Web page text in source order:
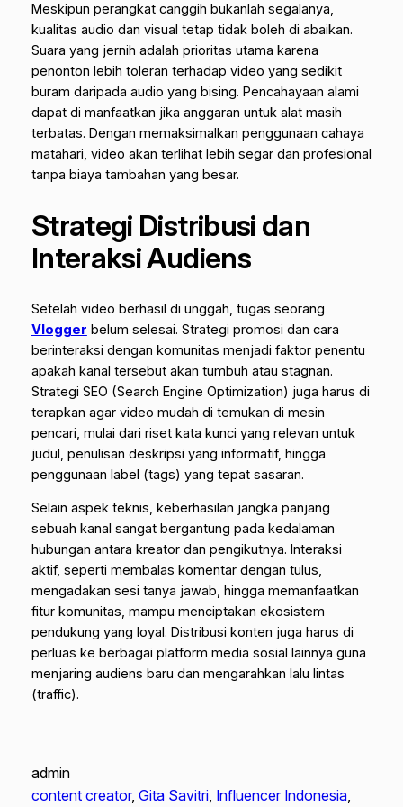
Meskipun perangkat canggih bukanlah segalanya,
kualitas audio dan visual tetap tidak boleh di abaikan.
Suara yang jernih adalah prioritas utama karena
penonton lebih toleran terhadap video yang sedikit
buram daripada audio yang bising. Pencahayaan alami
dapat di manfaatkan jika anggaran untuk alat masih
terbatas. Dengan memaksimalkan penggunaan cahaya
matahari, video akan terlihat lebih segar dan profesional
tanpa biaya tambahan yang besar.
Strategi Distribusi dan
Interaksi Audiens
Setelah video berhasil di unggah, tugas seorang
Vlogger belum selesai. Strategi promosi dan cara
berinteraksi dengan komunitas menjadi faktor penentu
apakah kanal tersebut akan tumbuh atau stagnan.
Strategi SEO (Search Engine Optimization) juga harus di
terapkan agar video mudah di temukan di mesin
pencari, mulai dari riset kata kunci yang relevan untuk
judul, penulisan deskripsi yang informatif, hingga
penggunaan label (tags) yang tepat sasaran.
Selain aspek teknis, keberhasilan jangka panjang
sebuah kanal sangat bergantung pada kedalaman
hubungan antara kreator dan pengikutnya. Interaksi
aktif, seperti membalas komentar dengan tulus,
mengadakan sesi tanya jawab, hingga memanfaatkan
fitur komunitas, mampu menciptakan ekosistem
pendukung yang loyal. Distribusi konten juga harus di
perluas ke berbagai platform media sosial lainnya guna
menjaring audiens baru dan mengarahkan lalu lintas
(traffic).
admin
content creator, Gita Savitri, Influencer Indonesia